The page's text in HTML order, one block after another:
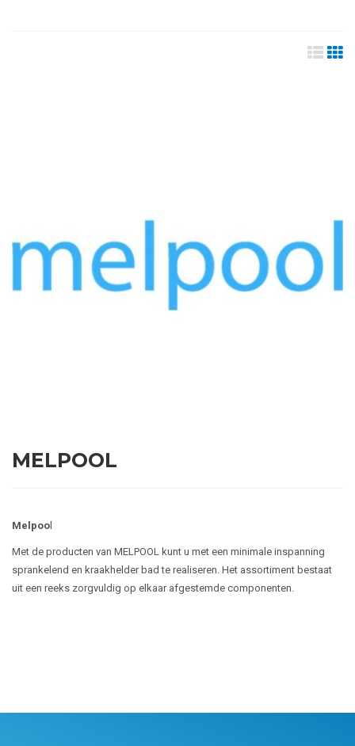
MELPOOL
Melpoo
Met de producten van MELPOOL kunt u met een minimale inspanning
sprankelend en kraakhelder bad te realiseren. Het assortiment bestaat
uit een reeks zorgvuldig op elkaar afgestemde componenten.